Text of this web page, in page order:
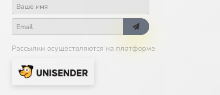
Рассылки осуществляются на платформе